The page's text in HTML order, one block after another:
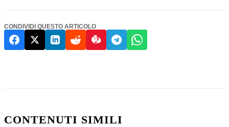
CONDIVIDI QUESTO ARTICOLO
CONTENUTI SIMILI